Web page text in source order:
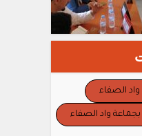
الصفاء
واد الصفاء